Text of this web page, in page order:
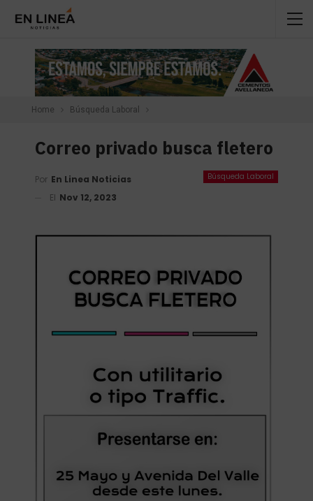
Home Búsqueda Laboral
Correo privado busca fletero
Búsqueda Laboral
Por En Linea Noticias
El Nov 12, 2023